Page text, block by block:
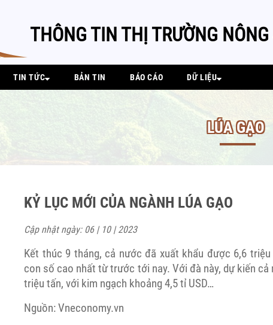
THÔNG TIN THỊ TRƯỜNG
TIN TỨC BẢN TIN BÁO CÁO DỮ LIỆU
LÚA GẠO
KỶ LỤC MỚI CỦA NGÀNH LÚA GẠO
Cập nhật ngày: 06 | 10 | 2023
Kết thúc 9 tháng, cả nước đã xuất khẩu được 6,6
con số cao nhất từ trước tới nay. Với đà này, dự kiến
triệu tấn, với kim ngạch khoảng 4,5 tỉ USD…
Nguồn: Vneconomy.vn